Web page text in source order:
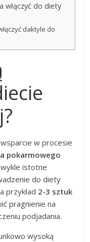
włączyć do diety
daktyle do
w procesie
pokarmowego
istotne
do diety
przykład 2-3 sztuk
pragnienie na
podjadania.
wysoką